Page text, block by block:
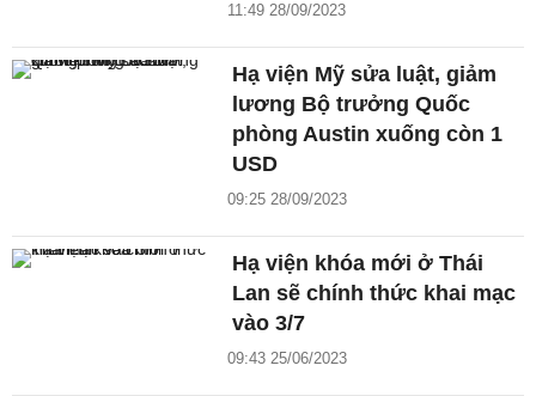
11:49 28/09/2023
Hạ viện Mỹ sửa luật, giảm
lương Bộ trưởng Quốc
phòng Austin xuống còn 1
USD
09:25 28/09/2023
Hạ viện khóa mới ở Thái
Lan sẽ chính thức khai mạc
vào 3/7
09:43 25/06/2023